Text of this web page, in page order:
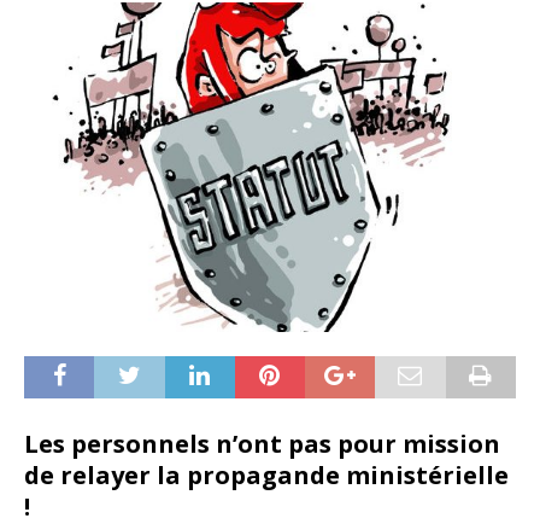
Les personnels n’ont pas pour mission
de relayer la propagande ministérielle
!